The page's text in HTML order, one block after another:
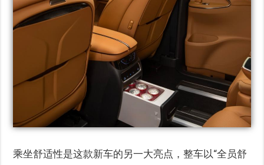
乘坐舒适性是这款新车的另一大亮点，整车以“全员舒